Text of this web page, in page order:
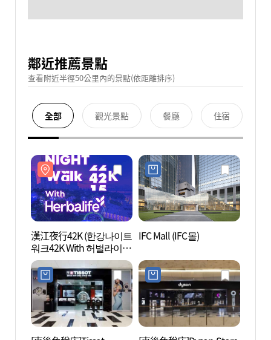
鄰近推薦景點
查看附近半徑50公里內的景點(依距離排序)
全部 觀光景點 餐廳 住宿
漢江夜行42K (한강나이트
워크42K With 허벌라이
프)
IFC Mall (IFC몰)